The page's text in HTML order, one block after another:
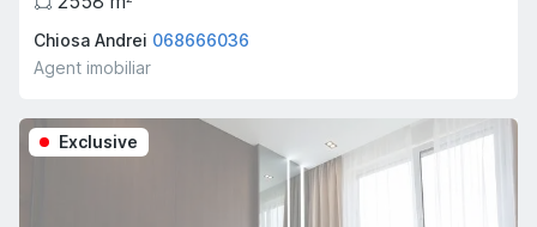
Chiosa Andrei 068666036
Agent imobiliar
Exclusive